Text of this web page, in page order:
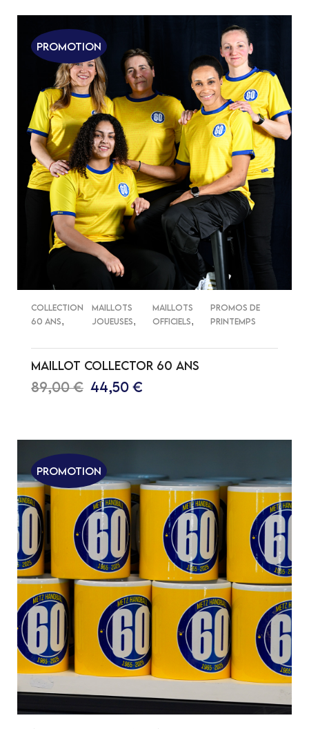
Promotion
COLLECTION
60 ANS,
MAILLOTS
JOUEUSES,
MAILLOTS
OFFICIELS,
PROMOS DE
PRINTEMPS
MAILLOT COLLECTOR 60 ANS
89,00€ 44,50 €
Promotion